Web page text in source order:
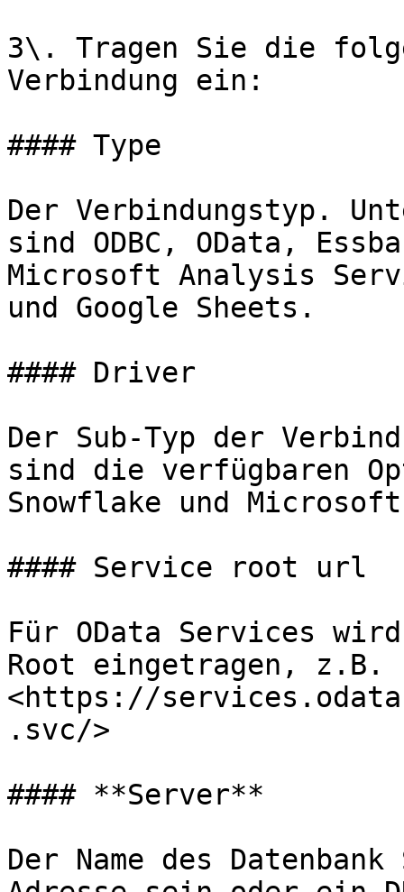
3\. Tragen Sie die
Verbindung ein:
#### Type
Der Verbindungstyp.
sind ODBC, OData,
Microsoft Analysis
und Google Sheets.
#### Driver
Der Sub-Typ der
sind die verfügbaren
Snowflake und
#### Service root url
Für OData Services
Root eingetragen, z.B.
<https://
.svc/>
#### **Server**
Der Name des